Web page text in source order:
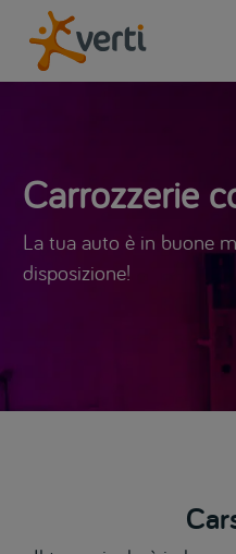
Carrozzerie
La tua auto è in buone
disposizione!